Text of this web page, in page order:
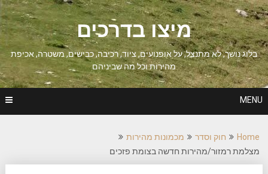
Skip
to
content
מיצו בדרכים
בלוג נושך, לא מתנצל, על אופנועים, ציוד, רכיבה, כבישים, משטרה, אכיפת
מהירות וכל מה שביניהם
MENU
Home חוק וסדר
מכמונות מהירות
מצלמת רמזור/מהירות חדשה בצומת פזכים